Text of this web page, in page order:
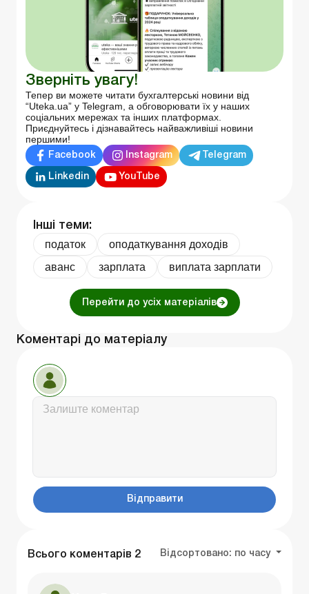
Зверніть увагу!
Тепер ви можете читати бухгалтерські новини від
“Uteka.ua” у Telegram, а обговорювати їх у наших
соціальних мережах та інших платформах.
Приєднуйтесь і дізнавайтесь найважливіші новини
першими!
Facebook Instagram Telegram
Linkedin YouTube
Інші теми:
податок
оподаткування доходів
аванс
зарплата виплата зарплати
Перейти до усіх матеріалів
Коментарі до матеріалу
Відправити
Всього коментарів 2 Відсортовано: по часу